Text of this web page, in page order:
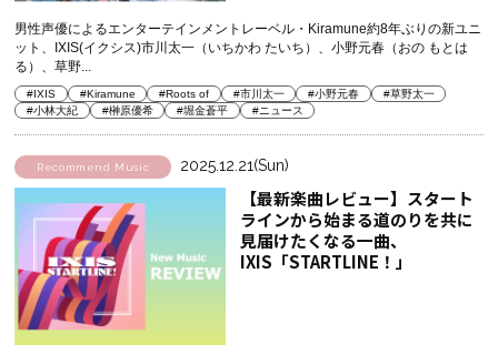
男性声優によるエンターテインメントレーベル・Kiramune約8年ぶりの新ユニ
ット、IXIS(イクシス)市川太一（いちかわ たいち）、小野元春（おの もとは
る）、草野...
#IXIS #Kiramune #Roots of #市川太一 #小野元春
#草野太一
#小林大紀
#榊原優希 #堀金蒼平 #ニュース
Recommend Music 2025.12.21(Sun)
【最新楽曲レビュー】スタート
ラインから始まる道のりを共に
見届けたくなる一曲、
IXIS「STARTLINE！」